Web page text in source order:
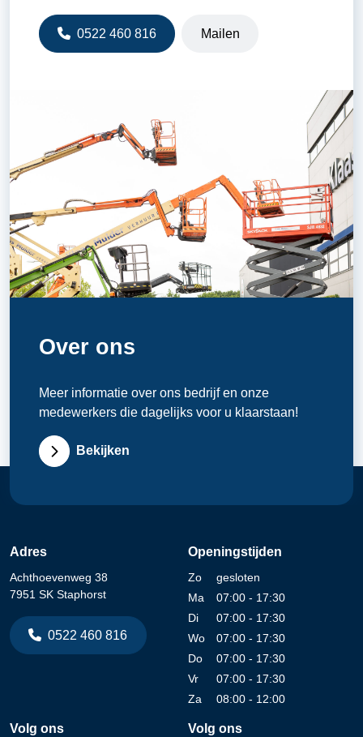
0522 460 816 Mailen
Over ons
Meer informatie over ons bedrijf en onze
medewerkers die dagelijks voor u klaarstaan!
Bekijken
Adres
Achthoevenweg 38
7951 SK Staphorst
0522 460 816
Openingstijden
Zo
gesloten
Ma
07:00 - 17:30
Di
07:00 - 17:30
Wo
07:00 - 17:30
Do
07:00 - 17:30
Vr
07:00 - 17:30
Za
08:00 - 12:00
Volg ons Volg ons